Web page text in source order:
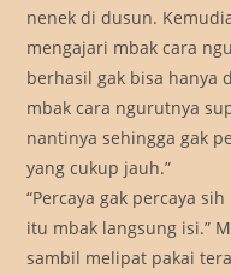
nenek di dusun.
mengajari mbak cara
berhasil gak bisa hanya
mbak cara ngurutnya
nantinya sehingga gak
yang cukup jauh.”
“Percaya gak percaya
itu mbak langsung isi.”
sambil melipat pakai